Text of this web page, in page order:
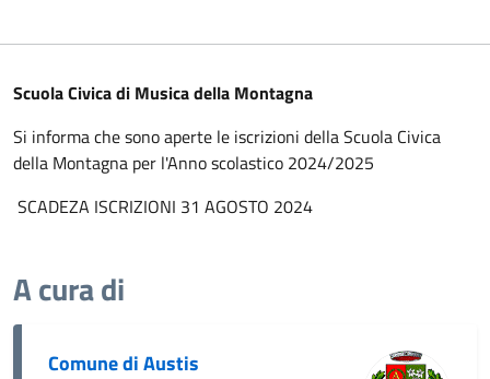
Scuola Civica di Musica della Montagna
Si informa che sono aperte le iscrizioni della Scuola Civica
della Montagna per l'Anno scolastico 2024/2025
SCADEZA ISCRIZIONI 31 AGOSTO 2024
A cura di
Comune di Austis